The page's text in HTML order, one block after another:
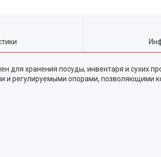
хранения посуды, инвентаря и сухих
регулируемыми опорами, позволяющими